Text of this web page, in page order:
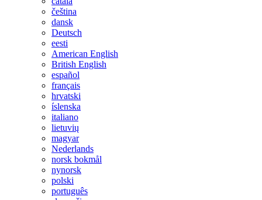
čeština
dansk
Deutsch
eesti
American English
British English
español
français
hrvatski
íslenska
italiano
lietuvių
magyar
Nederlands
norsk bokmål
nynorsk
polski
português